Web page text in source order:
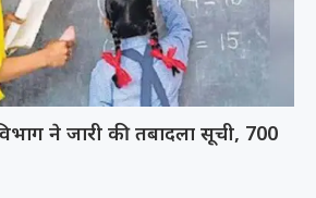
ने जारी की तबादला सूची, 700